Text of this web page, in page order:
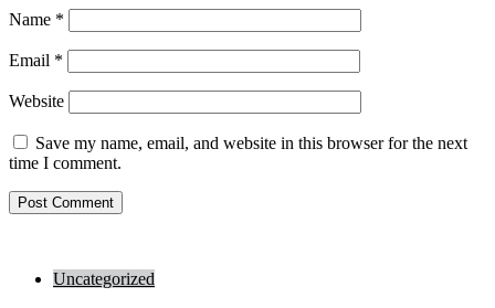
Name *
Email *
Website
Save my name, email, and website in this browser for the next
time I comment.
Uncategorized